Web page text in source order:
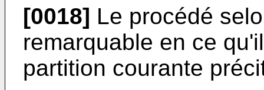
[0018] Le procédé
remarquable en ce
partition courante